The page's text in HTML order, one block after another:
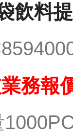
飲料
務報